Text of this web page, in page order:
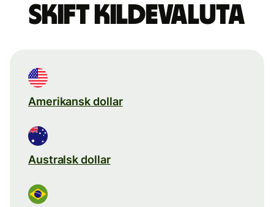
Skift kildevaluta
Amerikansk dollar
Australsk dollar